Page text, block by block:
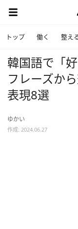
トップ 働く 整え
韓国語で「
フレーズか
表現8選
ゆかい
作成: 2024.06.27